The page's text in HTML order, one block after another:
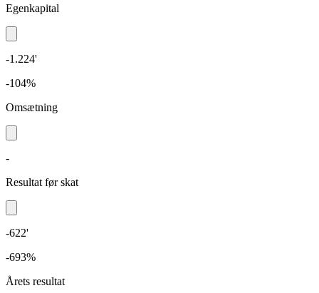
Egenkapital
-1.224'
-104%
Omsætning
-
Resultat før skat
-622'
-693%
Årets resultat